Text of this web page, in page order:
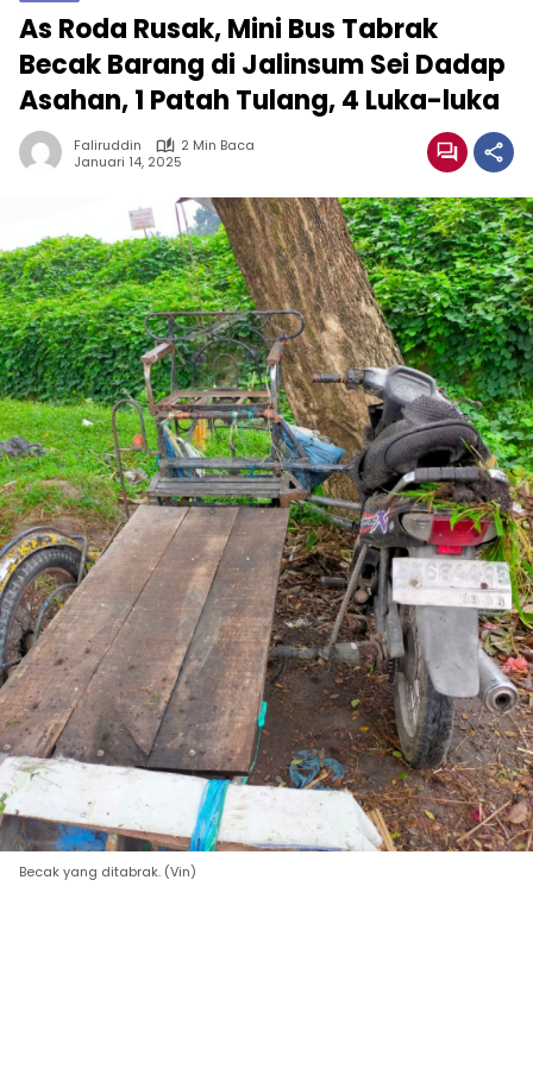
As Roda Rusak, Mini Bus Tabrak
Becak Barang di Jalinsum Sei Dadap
Asahan, 1 Patah Tulang, 4 Luka-luka
Faliruddin
2 Min Baca
Januari 14, 2025
Becak yang ditabrak. (Vin)